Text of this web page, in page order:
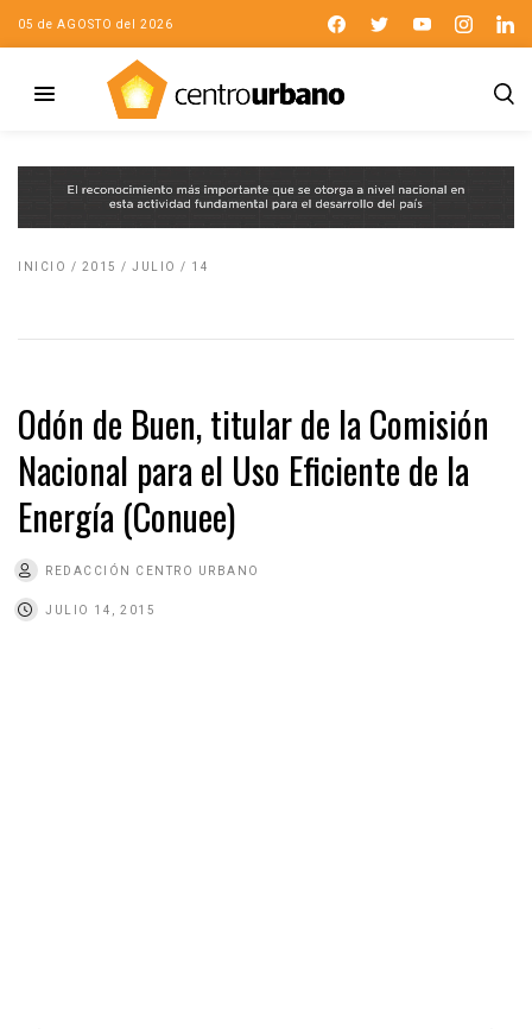
05 de AGOSTO del 2026
INICIO / 2015 / JULIO / 14
Odón de Buen, titular de la Comisión
Nacional para el Uso Eficiente de la
Energía (Conuee)
REDACCIÓN CENTRO URBANO
JULIO 14, 2015